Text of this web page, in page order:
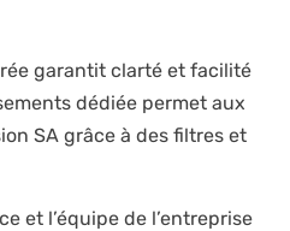
garantit clarté et facilité
dédiée permet aux
SA grâce à des filtres et
et l’équipe de l’entreprise